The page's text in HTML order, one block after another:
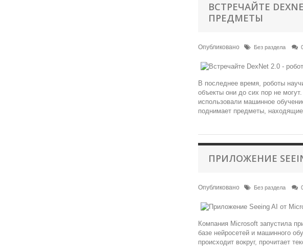
ВСТРЕЧАЙТЕ
ПРЕДМЕТЫ
Опубликовано Без раздела
В последнее время, роботы
объекты они до сих пор не
использовали машинное
поднимает предметы,
ПРИЛОЖЕНИЕ
Опубликовано Без раздела
Компания Microsoft запустила
базе нейросетей и машинного
происходит вокруг, прочитает